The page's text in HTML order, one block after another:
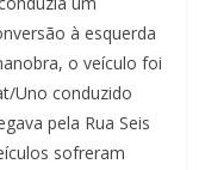
à esquerda
o veículo foi
Uno conduzido
pela Rua Seis
sofreram